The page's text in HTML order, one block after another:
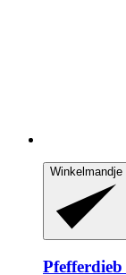
Winkelmandje
Pfefferdieb